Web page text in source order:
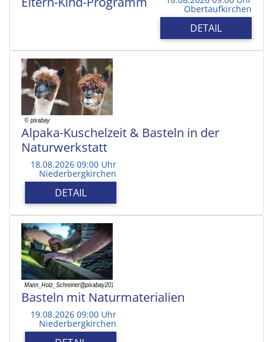
Obertaufkirchen
DETAIL
Alpaka-Kuschelzeit & Basteln in der
Naturwerkstatt
18.08.2026 09:00 Uhr
Niederbergkirchen
DETAIL
Basteln mit Naturmaterialien
19.08.2026 09:00 Uhr
Niederbergkirchen